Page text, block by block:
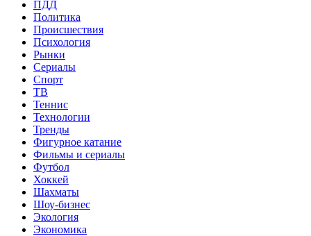
ПДД
Политика
Происшествия
Психология
Рынки
Сериалы
Спорт
ТВ
Теннис
Технологии
Тренды
Фигурное катание
Фильмы и сериалы
Футбол
Хоккей
Шахматы
Шоу-бизнес
Экология
Экономика